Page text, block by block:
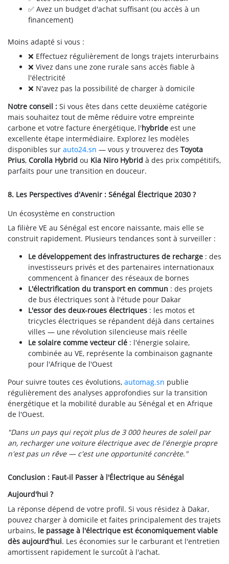
✅ Avez un budget d'achat suffisant (ou accès à un
financement)
Moins adapté si vous :
❌ Effectuez régulièrement de longs trajets interurbains
❌ Vivez dans une zone rurale sans accès fiable à
l'électricité
❌ N'avez pas la possibilité de charger à domicile
Notre conseil : Si vous êtes dans cette deuxième catégorie
mais souhaitez tout de même réduire votre empreinte
carbone et votre facture énergétique, l'hybride est une
excellente étape intermédiaire. Explorez les modèles
disponibles sur auto24.sn — vous y trouverez des Toyota
Prius, Corolla Hybrid ou Kia Niro Hybrid à des prix compétitifs,
parfaits pour une transition en douceur.
8. Les Perspectives d'Avenir : Sénégal Électrique 2030 ?
Un écosystème en construction
La filière VE au Sénégal est encore naissante, mais elle se
construit rapidement. Plusieurs tendances sont à surveiller :
Le développement des infrastructures de recharge : des
investisseurs privés et des partenaires internationaux
commencent à financer des réseaux de bornes
L'électrification du transport en commun : des projets
de bus électriques sont à l'étude pour Dakar
L'essor des deux-roues électriques : les motos et
tricycles électriques se répandent déjà dans certaines
villes — une révolution silencieuse mais réelle
Le solaire comme vecteur clé : l'énergie solaire,
combinée au VE, représente la combinaison gagnante
pour l'Afrique de l'Ouest
Pour suivre toutes ces évolutions, automag.sn publie
régulièrement des analyses approfondies sur la transition
énergétique et la mobilité durable au Sénégal et en Afrique
de l'Ouest.
"Dans un pays qui reçoit plus de 3 000 heures de soleil par
an, recharger une voiture électrique avec de l'énergie propre
n'est pas un rêve — c'est une opportunité concrète."
Conclusion : Faut-il Passer à l'Électrique au Sénégal
Aujourd'hui ?
La réponse dépend de votre profil. Si vous résidez à Dakar,
pouvez charger à domicile et faites principalement des trajets
urbains, le passage à l'électrique est économiquement viable
dès aujourd'hui. Les économies sur le carburant et l'entretien
amortissent rapidement le surcoût à l'achat.